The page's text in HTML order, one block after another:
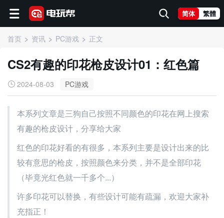
简体 繁體
首页 资讯 PC游戏 正文
CS2有趣的印花枪皮设计01：红色篇
2024-08-03 PC游戏
本系列文章是三狗自己按照不同颜色的印花在网上搜索
有趣的枪皮设计，分享给大家
红色的印花好看的有很多，本系列主要是设计出来的比
较有意思的枪皮，按照颜色来分类，并不是全部印花
（毕竟光红色就一千多个...）
许多印花可以替换，有些设计可能有疏漏，欢迎大家补
充指正！